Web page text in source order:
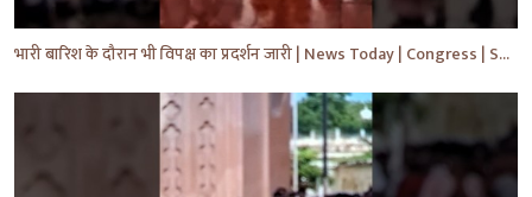
भारी बारिश के दौरान भी विपक्ष का प्रदर्शन जारी | News Today | Congress | Samajwadi | #shorts #yt